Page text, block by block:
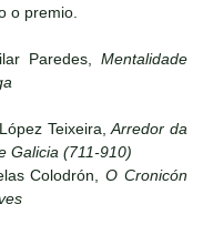
o premio.
Paredes, Mentalidade
Teixeira,Arredor da
Galicia (711-910)
Colodrón,O Cronicón